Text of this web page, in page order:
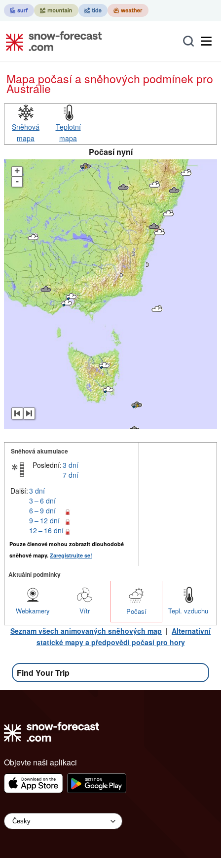
Mapa počasí a sněhových podmínek pro
Austrálie
Sněhová
mapa
Teplotní
mapa
Počasí nyní
+
-
Sněhová akumulace
Poslední:3 dní
7 dní
Další:3 dní
3 – 6 dní
6 – 9 dní
9 – 12 dní
12 – 16 dní
Pouze členové mohou zobrazit dlouhodobé
sněhové mapy. Zaregistrujte se!
Aktuální podmínky
Tepl. vzduchu
Počasí
Vítr
Webkamery
Seznam všech animovaných sněhových map | Alternativní
statické mapy a předpovědi počasí pro hory
Find Your Trip
Objevte naši aplikaci